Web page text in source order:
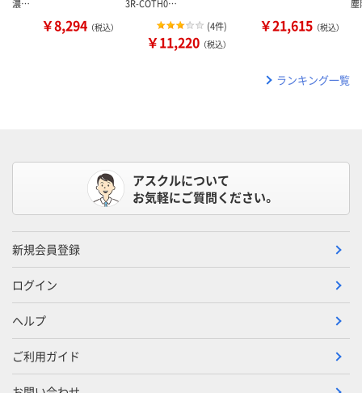
濃…
￥8,294 （税込）
3R-COTH0…
(4件)
￥11,220 （税込）
￥21,615 （税込）
ランキング一覧
アスクルについて
お気軽にご質問ください。
新規会員登録
ログイン
ヘルプ
ご利用ガイド